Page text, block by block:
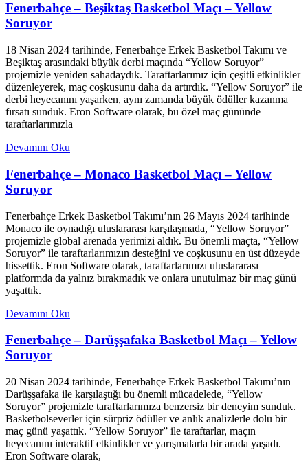
Fenerbahçe – Beşiktaş Basketbol Maçı – Yellow
Soruyor
18 Nisan 2024 tarihinde, Fenerbahçe Erkek Basketbol Takımı ve
Beşiktaş arasındaki büyük derbi maçında “Yellow Soruyor”
projemizle yeniden sahadaydık. Taraftarlarımız için çeşitli etkinlikler
düzenleyerek, maç coşkusunu daha da artırdık. “Yellow Soruyor” ile
derbi heyecanını yaşarken, aynı zamanda büyük ödüller kazanma
fırsatı sunduk. Eron Software olarak, bu özel maç gününde
taraftarlarımızla
Devamını Oku
Fenerbahçe – Monaco Basketbol Maçı – Yellow
Soruyor
Fenerbahçe Erkek Basketbol Takımı’nın 26 Mayıs 2024 tarihinde
Monaco ile oynadığı uluslararası karşılaşmada, “Yellow Soruyor”
projemizle global arenada yerimizi aldık. Bu önemli maçta, “Yellow
Soruyor” ile taraftarlarımızın desteğini ve coşkusunu en üst düzeyde
hissettik. Eron Software olarak, taraftarlarımızı uluslararası
platformda da yalnız bırakmadık ve onlara unutulmaz bir maç günü
yaşattık.
Devamını Oku
Fenerbahçe – Darüşşafaka Basketbol Maçı – Yellow
Soruyor
20 Nisan 2024 tarihinde, Fenerbahçe Erkek Basketbol Takımı’nın
Darüşşafaka ile karşılaştığı bu önemli mücadelede, “Yellow
Soruyor” projemizle taraftarlarımıza benzersiz bir deneyim sunduk.
Basketbolseverler için sürpriz ödüller ve anlık analizlerle dolu bir
maç günü yaşattık. “Yellow Soruyor” ile taraftarlar, maçın
heyecanını interaktif etkinlikler ve yarışmalarla bir arada yaşadı.
Eron Software olarak,